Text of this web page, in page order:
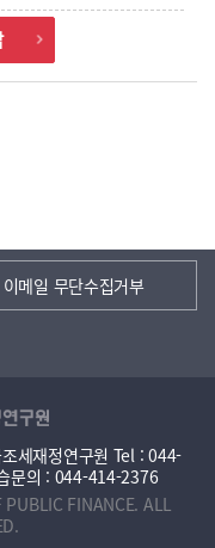
이메일 무단수집거부
세재정연구원 Tel : 044-
문의 : 044-414-2376
FINANCE. ALL